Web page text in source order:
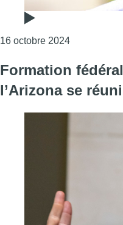
16 octobre 2024Consulter
Formation
l’Arizona se